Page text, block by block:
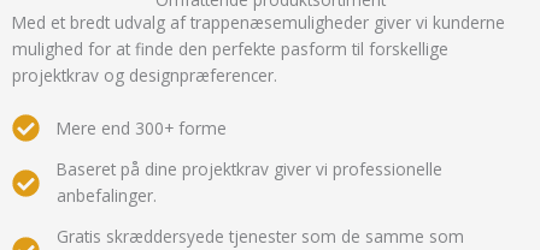
Med et bredt udvalg af trappenæsemuligheder giver vi kunderne
mulighed for at finde den perfekte pasform til forskellige
projektkrav og designpræferencer.
Mere end 300+ forme
Baseret på dine projektkrav giver vi professionelle
anbefalinger.
Gratis skræddersyede tjenester som de samme som